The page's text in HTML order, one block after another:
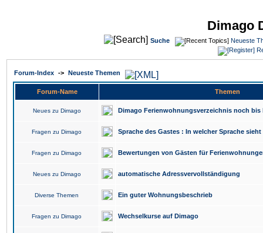
Dimago
Suche
Neueste
Forum-Index -> Neueste Themen
Forum-Name Themen
Neues zu Dimago Dimago Ferienwohnungsverzeichnis noch bis
Fragen zu Dimago Sprache des Gastes : In welcher Sprache
Fragen zu Dimago Bewertungen von Gästen für
Neues zu Dimago automatische Adressvervollständigung
Diverse Themen Ein guter Wohnungsbeschrieb
Fragen zu Dimago Wechselkurse auf Dimago